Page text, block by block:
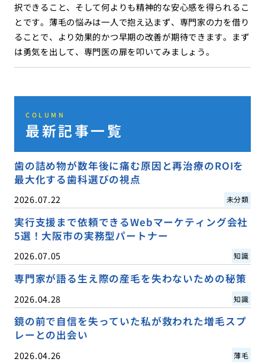
択できること、そして何よりも精神的な安心感を得られるこ
とです。薄毛の悩みは一人で抱え込まず、専門家の力を借り
ることで、より効果的かつ早期の改善が期待できます。まず
は勇気を出して、専門医の扉を叩いてみましょう。
COLUMN
最新記事一覧
歯の詰め物が数年後に痛む原因と再治療のROIを
最大化する歯科選びの視点
2026.07.22 未分類
実行支援まで依頼できるWebマーケティング会社
5選！大阪市の実務型パートナー
2026.07.05 知識
専門家が語る生え際の産毛を失わないための秘策
2026.04.28 知識
鏡の前で自信を失っていた私が救われた増毛スプ
レーとの出会い
2026.04.26 薄毛